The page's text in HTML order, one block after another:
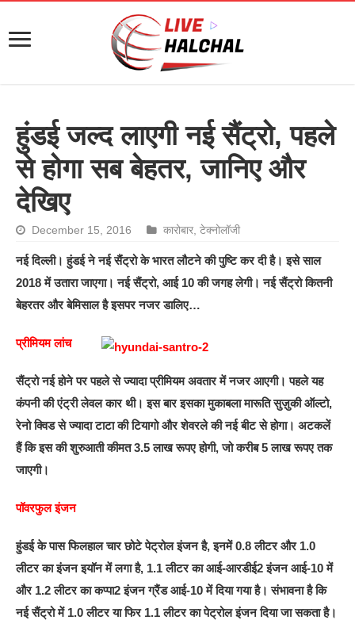
हुंडई जल्‍द लाएगी नई सैंट्रो, पहले
से होगा सब बेहतर, जानिए और
देखिए
December 15, 2016 कारोबार ,टेक्नोलॉजी
नई दिल्‍ली। हुंडई ने नई सैंट्रो के भारत लौटने की पुष्टि कर दी है। इसे साल
2018 में उतारा जाएगा। नई सैंट्रो, आई 10 की जगह लेगी। नई सैंट्रो कितनी
बेहरतर और बेमिसाल है इसपर नजर डालिए…
प्रीमियम लांच
सैंट्रो नई होने पर पहले से ज्यादा प्रीमियम अवतार में नजर आएगी। पहले यह
कंपनी की एंट्री लेवल कार थी। इस बार इसका मुकाबला मारूति सुज़ुकी ऑल्टो,
रेनो क्विड से ज्यादा टाटा की टियागो और शेवरले की नई बीट से होगा। अटकलें
हैं कि इस की शुरुआती कीमत 3.5 लाख रूपए होगी, जो करीब 5 लाख रूपए तक
जाएगी।
पॉवरफुल इंजन
हुंडई के पास फिलहाल चार छोटे पेट्रोल इंजन है, इनमें 0.8 लीटर और 1.0
लीटर का इंजन इयॉन में लगा है, 1.1 लीटर का आई-आरडीई2 इंजन आई-10 में
और 1.2 लीटर का कप्पा2 इंजन ग्रैंड आई-10 में दिया गया है। संभावना है कि
नई सैंट्रो में 1.0 लीटर या फिर 1.1 लीटर का पेट्रोल इंजन दिया जा सकता है।